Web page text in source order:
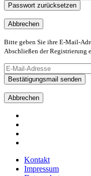
Passwort zurücksetzen
Abbrechen
Bitte geben Sie ihre E-Mail-
Abschließen der Registrierung
Bestätigungsmail senden
Abbrechen
Kontakt
Impressum